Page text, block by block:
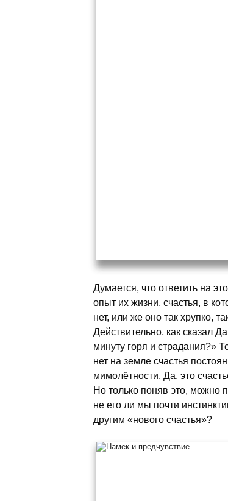
Думается, что ответить на
опыт их жизни, счастья, в
нет, или же оно так хрупко,
Действительно, как сказал
минуту горя и страдания?»
нет на земле счастья
мимолётности. Да, это
Но только поняв это, можно
не его ли мы почти
другим «нового счастья»?